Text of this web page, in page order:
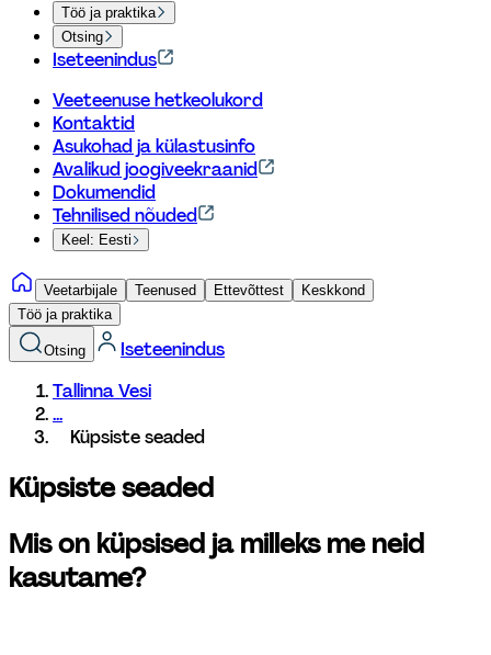
Töö ja praktika
Otsing
Iseteenindus
Veeteenuse hetkeolukord
Kontaktid
Asukohad ja külastusinfo
Avalikud joogiveekraanid
Dokumendid
Tehnilised nõuded
Keel: Eesti
Veetarbijale Teenused Ettevõttest
Keskkond
Töö ja praktika
Otsing
Iseteenindus
Tallinna Vesi
...
Küpsiste seaded
Küpsiste seaded
Mis on küpsised ja milleks me neid
kasutame?